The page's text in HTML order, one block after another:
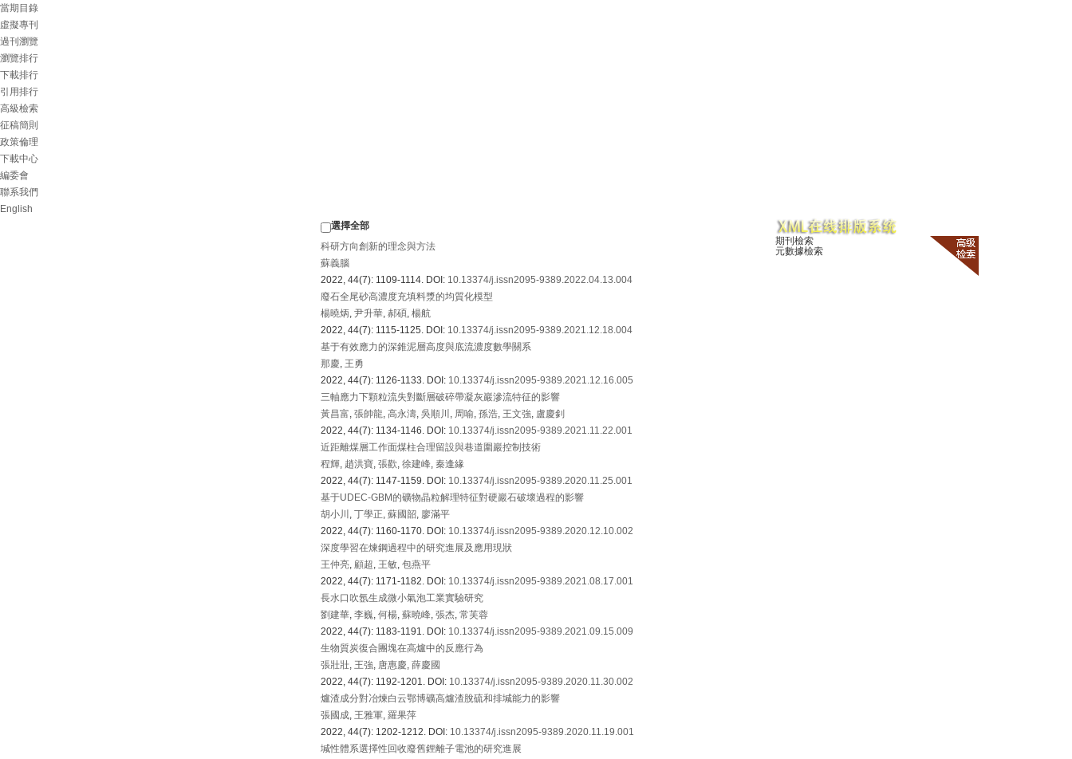
當期目錄
虛擬專刊
過刊瀏覽
瀏覽排行
下載排行
引用排行
高級檢索
征稿簡則
政策倫理
下載中心
編委會
聯系我們
English
選擇全部
科研方向創新的理念與方法
蘇義腦
2022, 44(7): 1109-1114. DOI: 10.13374/j.issn2095-9389.2022.04.13.004
廢石全尾砂高濃度充填料漿的均質化模型
楊曉炳, 尹升華, 郝碩, 楊航
2022, 44(7): 1115-1125. DOI: 10.13374/j.issn2095-9389.2021.12.18.004
基于有效應力的深錐泥層高度與底流濃度數學關系
那慶, 王勇
2022, 44(7): 1126-1133. DOI: 10.13374/j.issn2095-9389.2021.12.16.005
三軸應力下顆粒流失對斷層破碎帶凝灰巖滲流特征的影響
黃昌富, 張帥龍, 高永濤, 吳順川 , 周喻, 孫浩, 王文強, 盧慶釗
2022, 44(7): 1134-1146. DOI: 10.13374/j.issn2095-9389.2021.11.22.001
近距離煤層工作面煤柱合理留設與巷道圍巖控制技術
程輝, 趙洪寶, 張歡, 徐建峰, 秦逢緣
2022, 44(7): 1147-1159. DOI: 10.13374/j.issn2095-9389.2020.11.25.001
基于UDEC-GBM的礦物晶粒解理特征對硬巖石破壞過程的影響
胡小川 , 丁學正, 蘇國韶, 廖滿平
2022, 44(7): 1160-1170. DOI: 10.13374/j.issn2095-9389.2020.12.10.002
深度學習在煉鋼過程中的研究進展及應用現狀
王仲亮, 顧超, 王敏, 包燕平
2022, 44(7): 1171-1182. DOI: 10.13374/j.issn2095-9389.2021.08.17.001
長水口吹氬生成微小氣泡工業實驗研究
劉建華, 李巍, 何楊, 蘇曉峰, 張杰, 常芙蓉
2022, 44(7): 1183-1191. DOI: 10.13374/j.issn2095-9389.2021.09.15.009
生物質炭復合團塊在高爐中的反應行為
張壯壯, 王強, 唐惠慶, 薛慶國
2022, 44(7): 1192-1201. DOI: 10.13374/j.issn2095-9389.2020.11.30.002
爐渣成分對冶煉白云鄂博礦高爐渣脫硫和排堿能力的影響
張國成, 王雅軍, 羅果萍
2022, 44(7): 1202-1212. DOI: 10.13374/j.issn2095-9389.2020.11.19.001
堿性體系選擇性回收廢舊鋰離子電池的研究進展
期刊檢索
元數據檢索